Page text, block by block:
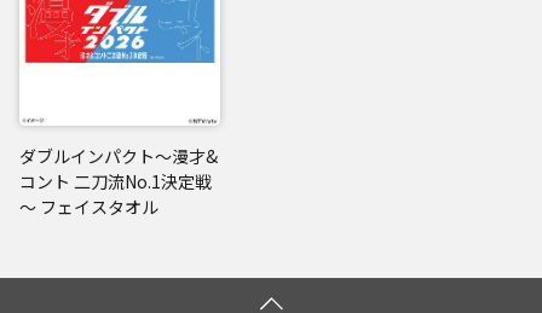
ダブルインパクト～漫才&
コント 二刀流No.1決定戦
～ フェイスタオル